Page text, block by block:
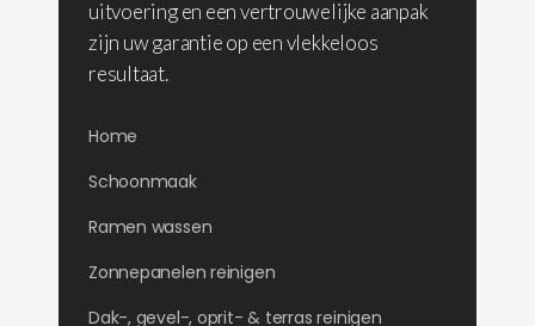
uitvoering en een vertrouwelijke aanpak
zijn uw garantie op een vlekkeloos
resultaat.
Home
Schoonmaak
Ramen wassen
Zonnepanelen reinigen
Dak-, gevel-, oprit- & terras reinigen